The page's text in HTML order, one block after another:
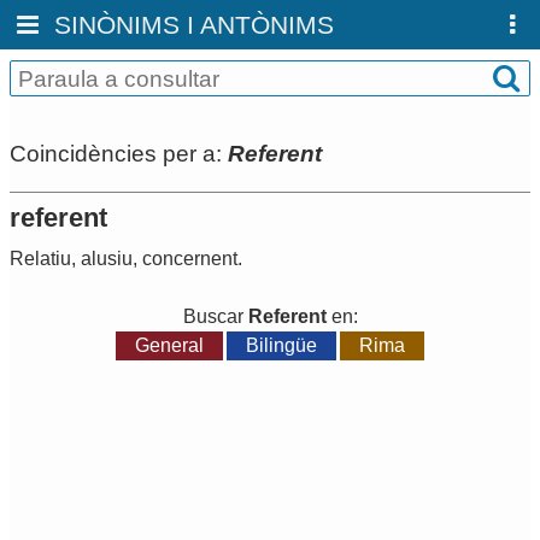
SINÒNIMS I ANTÒNIMS
Coincidències per a: Referent
referent
Relatiu, alusiu, concernent.
Buscar Referenten:
General
Bilingüe Rima